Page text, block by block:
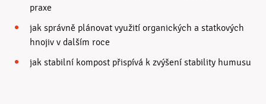
praxe
jak správně plánovat využití organických a statkových
hnojiv v dalším roce
jak stabilní kompost přispívá k zvýšení stability humusu